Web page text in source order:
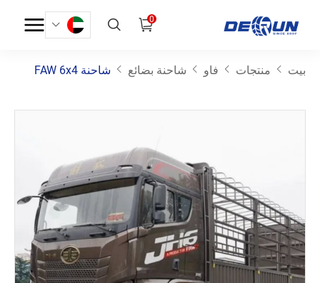
0
بيت منتجات فاو شاحنة بضائع شاحنة FAW 6x4